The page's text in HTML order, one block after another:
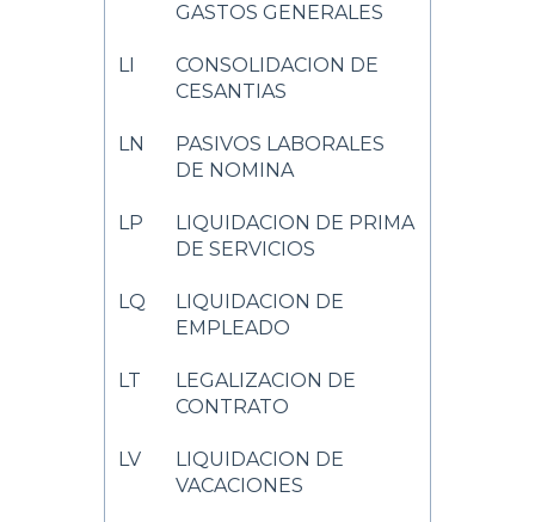
GASTOS GENERALES
LI
CONSOLIDACION DE
CESANTIAS
LN
PASIVOS LABORALES
DE NOMINA
LP
LIQUIDACION DE PRIMA
DE SERVICIOS
LQ
LIQUIDACION DE
EMPLEADO
LT
LEGALIZACION DE
CONTRATO
LV
LIQUIDACION DE
VACACIONES